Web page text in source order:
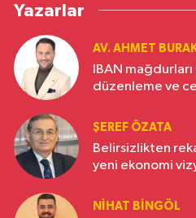
Yazarlar
AV. AHMET
IBAN
düzenleme ve
ŞEREF ÖZATA
Belirsizlikten
yeni ekonomi
NIHAT BINGÖL